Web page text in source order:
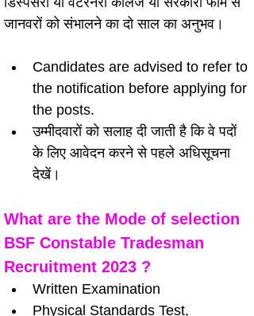
जानवरों को संभालने का दो साल का अनुभव।
Candidates are advised to refer to
the notification before applying for
the posts.
उम्मीदवारों को सलाह दी जाती है कि वे पदों
के लिए आवेदन करने से पहले अधिसूचना
देखें।
What are the Mode of selection
BSF Constable Tradesman
Recruitment 2023 ?
Written Examination
Physical Standards Test,